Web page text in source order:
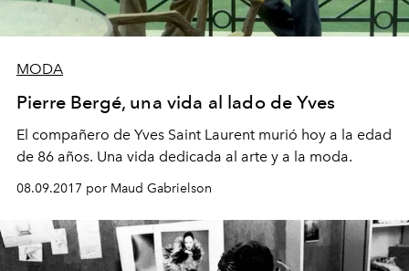
MODA
Pierre Bergé, una vida al lado de Yves
El compañero de Yves Saint Laurent murió hoy a la edad
de 86 años. Una vida dedicada al arte y a la moda.
08.09.2017 por Maud Gabrielson